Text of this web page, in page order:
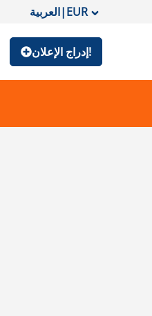
العربية|EUR
إدراج الإعلان!